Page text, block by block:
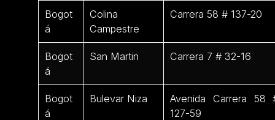
Bogot
á
Colina
Campestre
Carrera 58 # 137-20
Bogot
á
San Martin Carrera 7 # 32-16
Bogot
á
Bulevar Niza
Avenida Carrera 58
127-59